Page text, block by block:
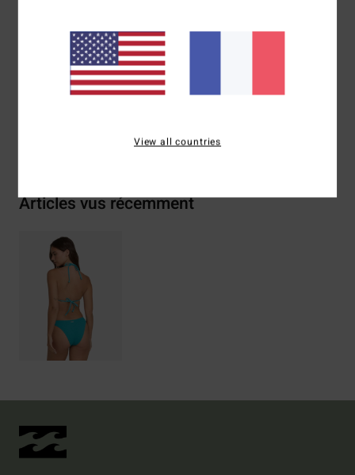
Composition69 % polyester recyclé 23 % polyester / 8 %
élasthanne
Traçabilité du produit (Loi Agec)
Livraison & Retours
Articles vus récemment
View all countries